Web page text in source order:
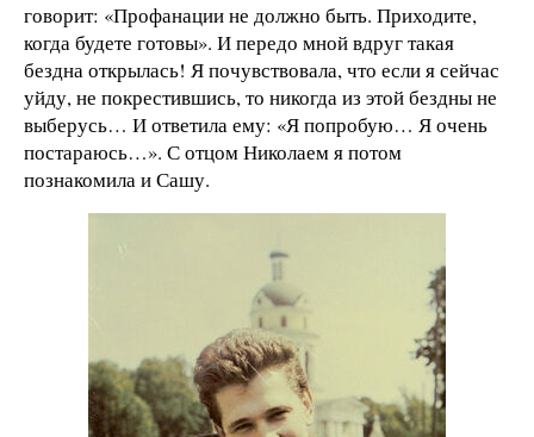
говорит: «Профанации не должно быть. Приходите,
когда будете готовы». И передо мной вдруг такая
бездна открылась! Я почувствовала, что если я сейчас
уйду, не покрестившись, то никогда из этой бездны не
выберусь… И ответила ему: «Я попробую… Я очень
постараюсь…». С отцом Николаем я потом
познакомила и Сашу.